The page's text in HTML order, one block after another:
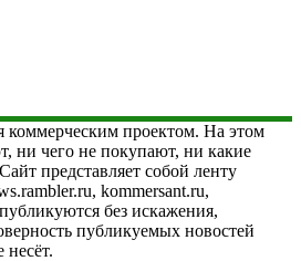
коммерческим проектом. На этом
ни чего не покупают, ни какие
представляет собой ленту
kommersant.ru,
без искажения,
публикуемых новостей